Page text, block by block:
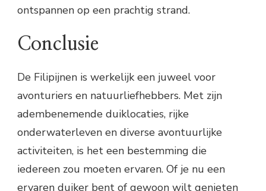
ontspannen op een prachtig strand.
Conclusie
De Filipijnen is werkelijk een juweel voor
avonturiers en natuurliefhebbers. Met zijn
adembenemende duiklocaties, rijke
onderwaterleven en diverse avontuurlijke
activiteiten, is het een bestemming die
iedereen zou moeten ervaren. Of je nu een
ervaren duiker bent of gewoon wilt genieten